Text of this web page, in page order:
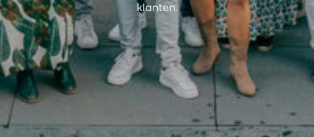
klanten.